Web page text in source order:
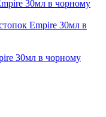
30мл в чорному